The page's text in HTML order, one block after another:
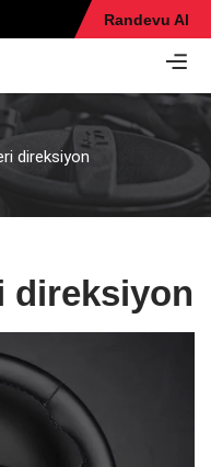
Randevu Al
direksiyon
direksiyon